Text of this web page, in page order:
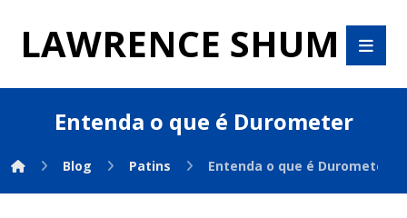
LAWRENCE SHUM
Entenda o que é Durometer
Blog Patins Entenda o que é Durometer